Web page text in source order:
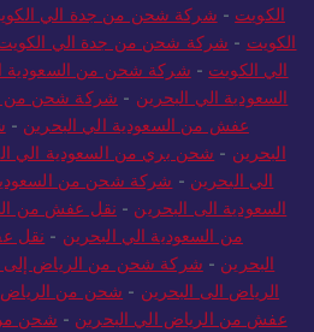
الكويت - شركة شحن من جدة الي
الكويت - شركة شحن من جدة الي
الي الكويت - شركة شحن من السعودية
السعودية الي البحرين - شركة شحن من
عفش من السعودية الي البحرين -
البحرين - شحن بري من السعودية الي
الي البحرين - شركة شحن من
السعودية الى البحرين - نقل عفش من
من السعودية الي البحرين - نقل
البحرين - شركة شحن من الرياض إلى
الرياض الى البحرين - شحن من الرياض
عفش من الرياض الي البحرين - شحن من